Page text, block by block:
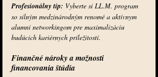
Profesionálny tip: Vyberte si LL.M. program
so silným medzinárodným renomé a aktívnym
alumni networkingom pre maximalizáciu
budúcich kariérnych príležitostí.
Finančné nároky a možnosti
financovania štúdia